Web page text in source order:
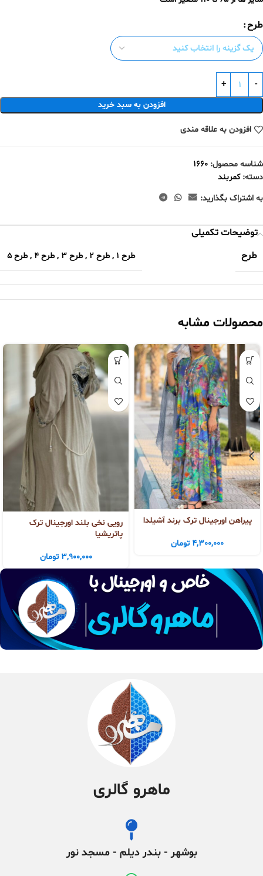
طرح
افزودن به سبد خرید
افزودن به علاقه مندی
شناسه محصول: ۱۶۶۰
دسته: کمربند
به اشتراک بگذارید:
توضیحات تکمیلی
طرح
طرح ۱ ,طرح ۲ ,طرح ۳ ,طرح ۴ ,طرح ۵
محصولات مشابه
پیراهن اورجینال ترک برند آشیلدا
4,300,000 تومان
رویی نخی بلند اورجینال ترک
پاتریشیا
3,900,000 تومان
ماهرو گالری
بوشهر - بندر دیلم - مسجد نور